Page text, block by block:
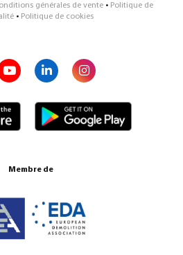
générales de vente• Politique de
• Politique de cookies
Membre de